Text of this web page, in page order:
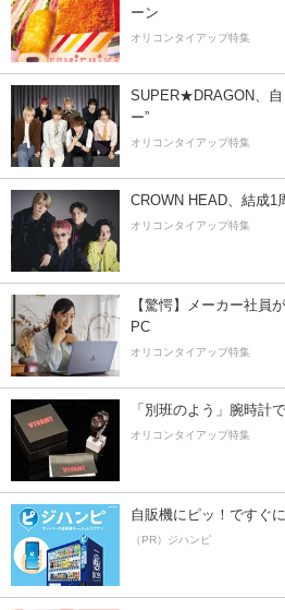
ーン
オリコンタイアップ特集
SUPER★DRAGON、自
ー”
オリコンタイアップ特集
CROWN HEAD、結成1
オリコンタイアップ特集
【驚愕】メーカー社員
PC
オリコンタイアップ特集
「別班のよう」腕時計
オリコンタイアップ特集
自販機にピッ！ですぐ
（PR）ジハンピ